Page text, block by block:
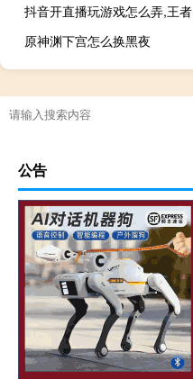
抖音开直播玩游戏怎么弄,王者
原神渊下宫怎么换黑夜
公告